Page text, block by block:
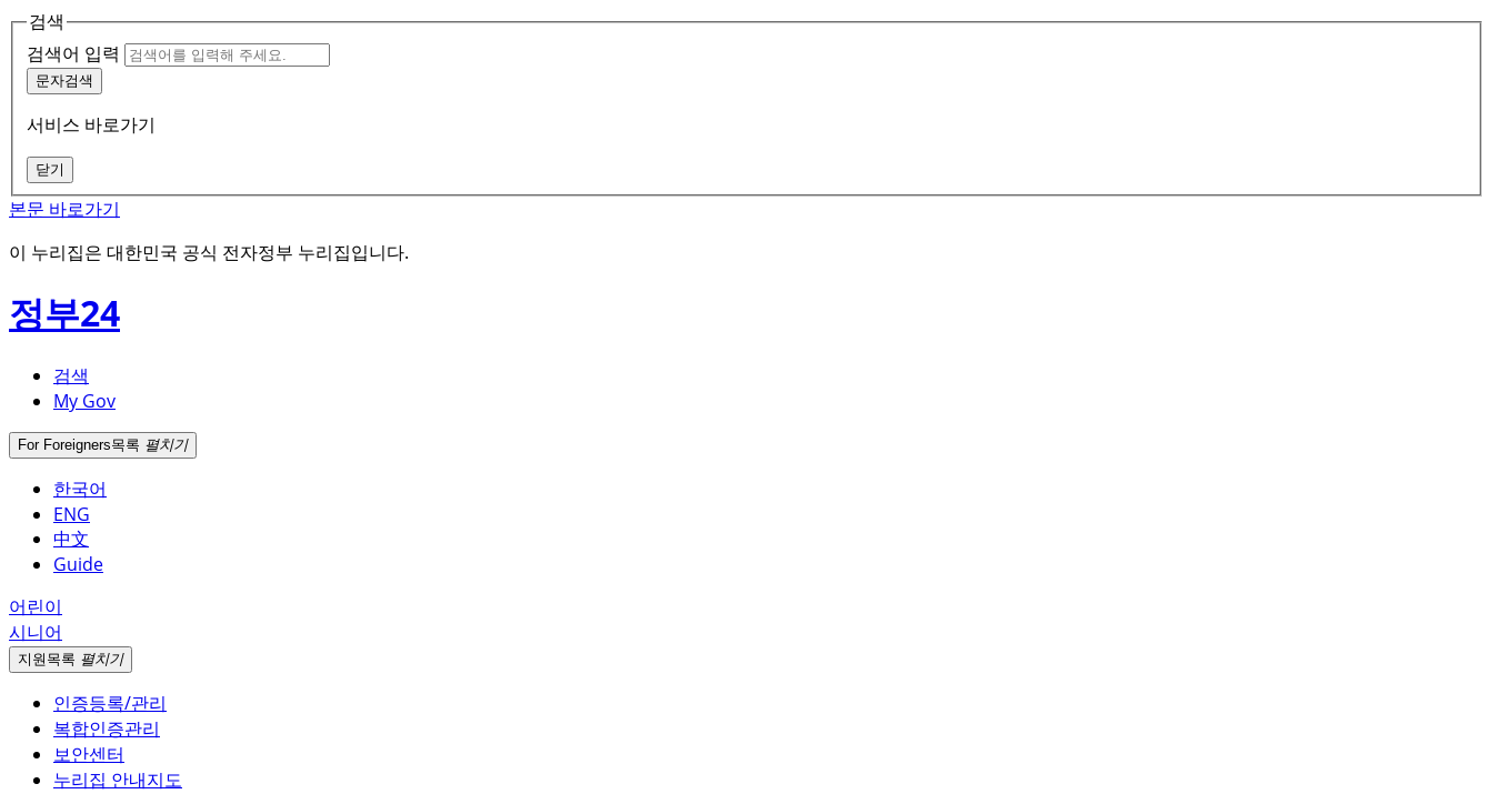
검색
검색어 입력
문자검색
서비스 바로가기
닫기
본문 바로가기
이 누리집은 대한민국 공식 전자정부 누리집입니다.
정부24
검색
My Gov
For Foreigners목록 펼치기
한국어
ENG
中文
Guide
어린이
시니어
지원 목록 펼치기
인증등록/관리
복합인증관리
보안센터
누리집 안내지도